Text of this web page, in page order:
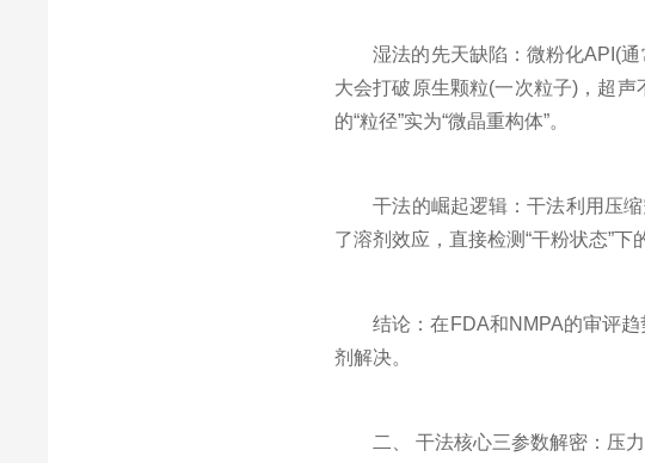
湿法的先天缺陷：微粉化API(通
大会打破原生颗粒(一次粒子)，超
的“粒径”实为“微晶重构体”。
干法的崛起逻辑：干法利用压缩
了溶剂效应，直接检测“干粉状态”
结论：在FDA和NMPA的审评趋
剂解决。
二、 干法核心三参数解密：压力